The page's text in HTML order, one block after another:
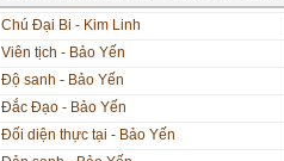
Chú Đại Bi - Kim Linh
Viên tịch - Bảo Yến
Độ sanh - Bảo Yến
Đắc Đạo - Bảo Yến
Đối diện thực tại - Bảo Yến